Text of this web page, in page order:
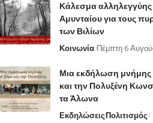
Κάλεσμα
Αμυνταίου για τους
των Βιλίων
Κοινωνία Πέμπτη 6
Μια εκδήλωση μνήμης
και την Πολυξένη
τα Άλωνα
ΕκδηλώσειςΠολιτισμός